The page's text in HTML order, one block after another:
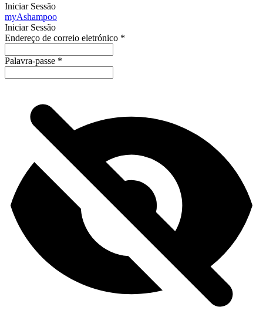
Iniciar Sessão
myAshampoo
Iniciar Sessão
Endereço de correio eletrónico *
Palavra-passe *